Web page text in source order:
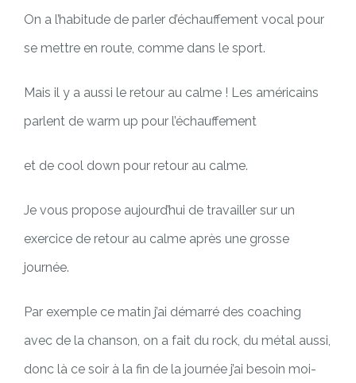
On a l’habitude de parler d’échauffement vocal pour
se mettre en route, comme dans le sport.
Mais il y a aussi le retour au calme ! Les américains
parlent de warm up pour l’échauffement
et de cool down pour retour au calme.
Je vous propose aujourd’hui de travailler sur un
exercice de retour au calme après une grosse
journée.
Par exemple ce matin j’ai démarré des coaching
avec de la chanson, on a fait du rock, du métal aussi,
donc là ce soir à la fin de la journée j’ai besoin moi-